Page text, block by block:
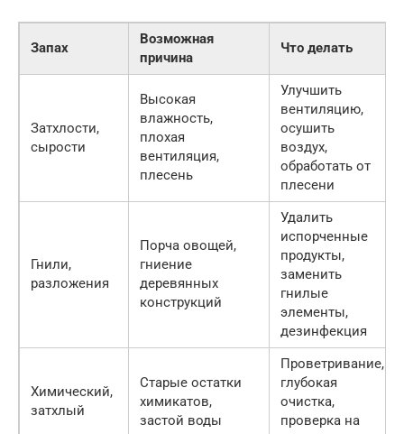
Запах
Возможная
причина
Что делать
Затхлости,
сырости
Высокая
влажность,
плохая
вентиляция,
плесень
Улучшить
вентиляцию,
осушить
воздух,
обработать от
плесени
Гнили,
разложения
Порча овощей,
гниение
деревянных
конструкций
Удалить
испорченные
продукты,
заменить
гнилые
элементы,
дезинфекция
Химический,
затхлый
Старые остатки
химикатов,
застой воды
Проветривание,
глубокая
очистка,
проверка на